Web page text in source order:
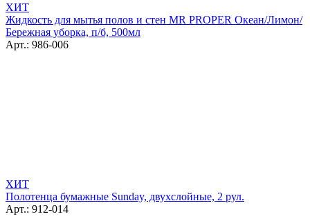
ХИТ
Жидкость для мытья полов и стен MR PROPER Океан/Лимон/
Бережная уборка, п/б, 500мл
Арт.: 986-006
ХИТ
Полотенца бумажные Sunday, двухслойные, 2 рул.
Арт.: 912-014